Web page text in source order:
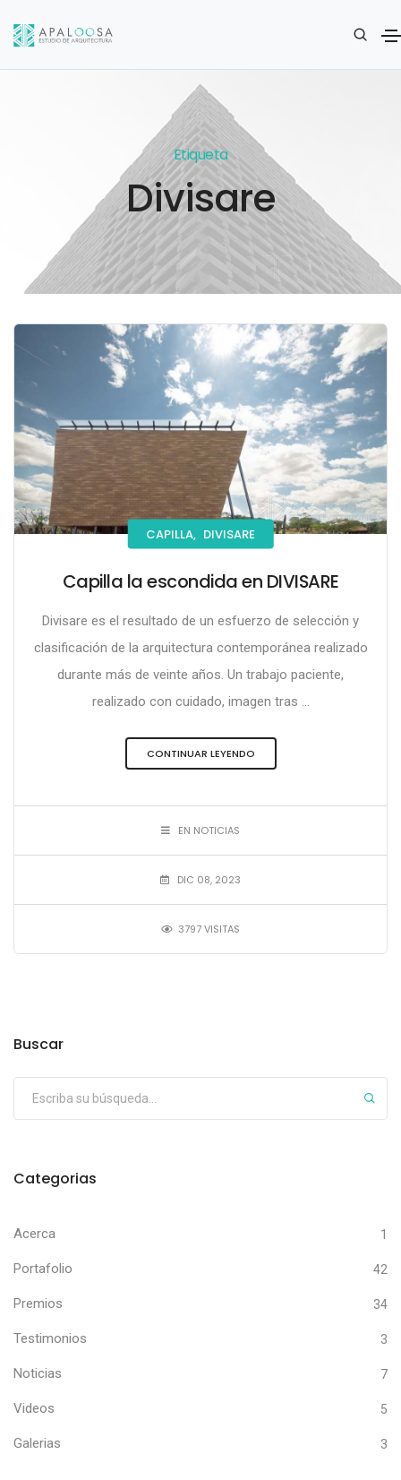
Etiqueta
Divisare
CAPILLA, DIVISARE
Capilla la escondida en DIVISARE
Divisare es el resultado de un esfuerzo de selección y
clasificación de la arquitectura contemporánea realizado
durante más de veinte años. Un trabajo paciente,
realizado con cuidado, imagen tras ...
CONTINUAR LEYENDO
EN NOTICIAS
DIC 08, 2023
3797 VISITAS
Buscar
Categorias
Acerca 1
Portafolio 42
Premios 34
Testimonios 3
Noticias 7
Videos 5
Galerias 3